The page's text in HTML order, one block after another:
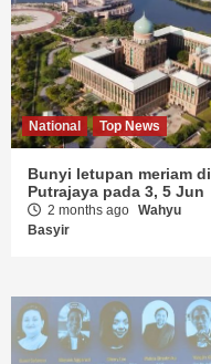
National Top News
Bunyi letupan meriam di
Putrajaya pada 3, 5 Jun
2 months ago Wahyu
Basyir